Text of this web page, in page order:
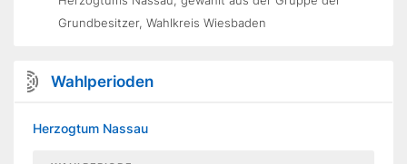
Grundbesitzer, Wahlkreis Wiesbaden
Wahlperioden
Herzogtum Nassau